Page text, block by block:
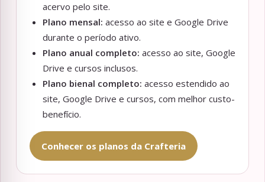
acervo pelo site.
Plano mensal: acesso ao site e Google Drive
durante o período ativo.
Plano anual completo: acesso ao site, Google
Drive e cursos inclusos.
Plano bienal completo: acesso estendido ao
site, Google Drive e cursos, com melhor custo-
benefício.
Conhecer os planos da Crafteria